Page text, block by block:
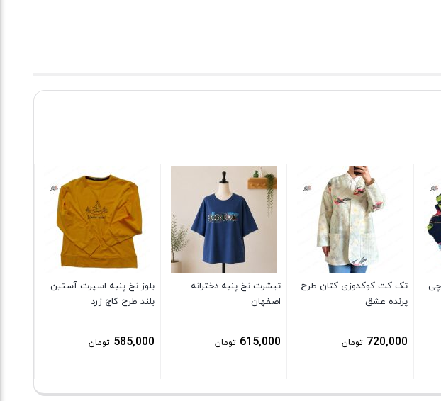
تک کت کوکدوزی کتان طرح
پرنده عشق
720,000 تومان
تیشرت نخ پنبه دخترانه
اصفهان
615,000 تومان
بلوز نخ پنبه اسپرت آستین
بلند طرح کاج زرد
585,000 تومان